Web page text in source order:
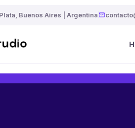
Buenos Aires | Argentina